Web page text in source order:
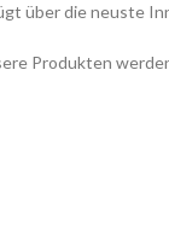
über die neuste
Produkten